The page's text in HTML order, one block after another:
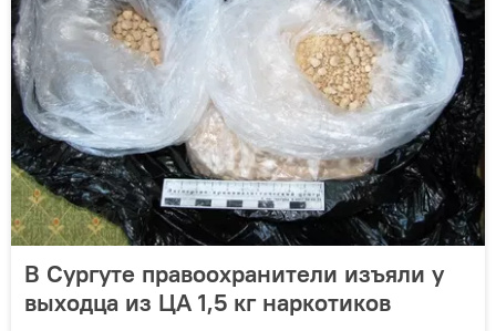
В Сургуте правоохранители изъяли у
выходца из ЦА 1,5 кг наркотиков